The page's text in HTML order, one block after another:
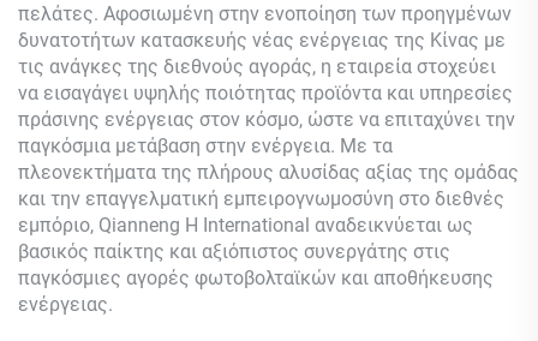
πελάτες. Αφοσιωμένη στην ενοποίηση των προηγμένων
δυνατοτήτων κατασκευής νέας ενέργειας της Κίνας με
τις ανάγκες της διεθνούς αγοράς, η εταιρεία στοχεύει
να εισαγάγει υψηλής ποιότητας προϊόντα και υπηρεσίες
πράσινης ενέργειας στον κόσμο, ώστε να επιταχύνει την
παγκόσμια μετάβαση στην ενέργεια. Με τα
πλεονεκτήματα της πλήρους αλυσίδας αξίας της ομάδας
και την επαγγελματική εμπειρογνωμοσύνη στο διεθνές
εμπόριο, Qianneng Η International αναδεικνύεται ως
βασικός παίκτης και αξιόπιστος συνεργάτης στις
παγκόσμιες αγορές φωτοβολταϊκών και αποθήκευσης
ενέργειας.